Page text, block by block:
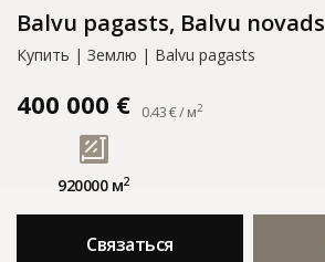
Balvu pagasts, Balvu novads
Купить | Землю | Balvu pagasts
400 000 € 0.43 € / м2
920000 м2
Связаться